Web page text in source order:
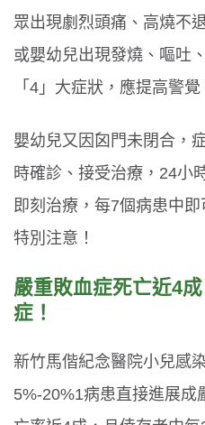
眾出現劇烈頭痛、高燒不
或嬰幼兒出現發燒、嘔吐
「4」大症狀，應提高警覺
嬰幼兒又因囟門未閉合，
時確診、接受治療，24小
即刻治療，每7個病患中
特別注意！
嚴重敗血症死亡近4
症！
新竹馬偕紀念醫院小兒感
5%-20%1病患直接進展成